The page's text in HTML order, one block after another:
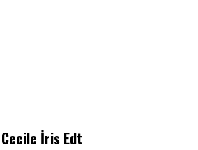
Cecile İris Edt